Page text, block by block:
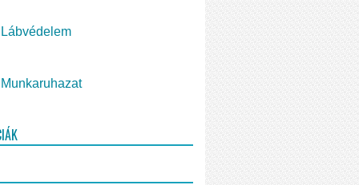
Lábvédelem
Munkaruhazat